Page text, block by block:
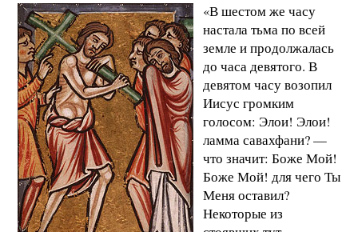
«В шестом же часу
настала тьма по всей
земле и продолжалась
до часа девятого. В
девятом часу возопил
Иисус громким
голосом: Элои! Элои!
ламма савахфани? —
что значит: Боже Мой!
Боже Мой! для чего Ты
Меня оставил?
Некоторые из